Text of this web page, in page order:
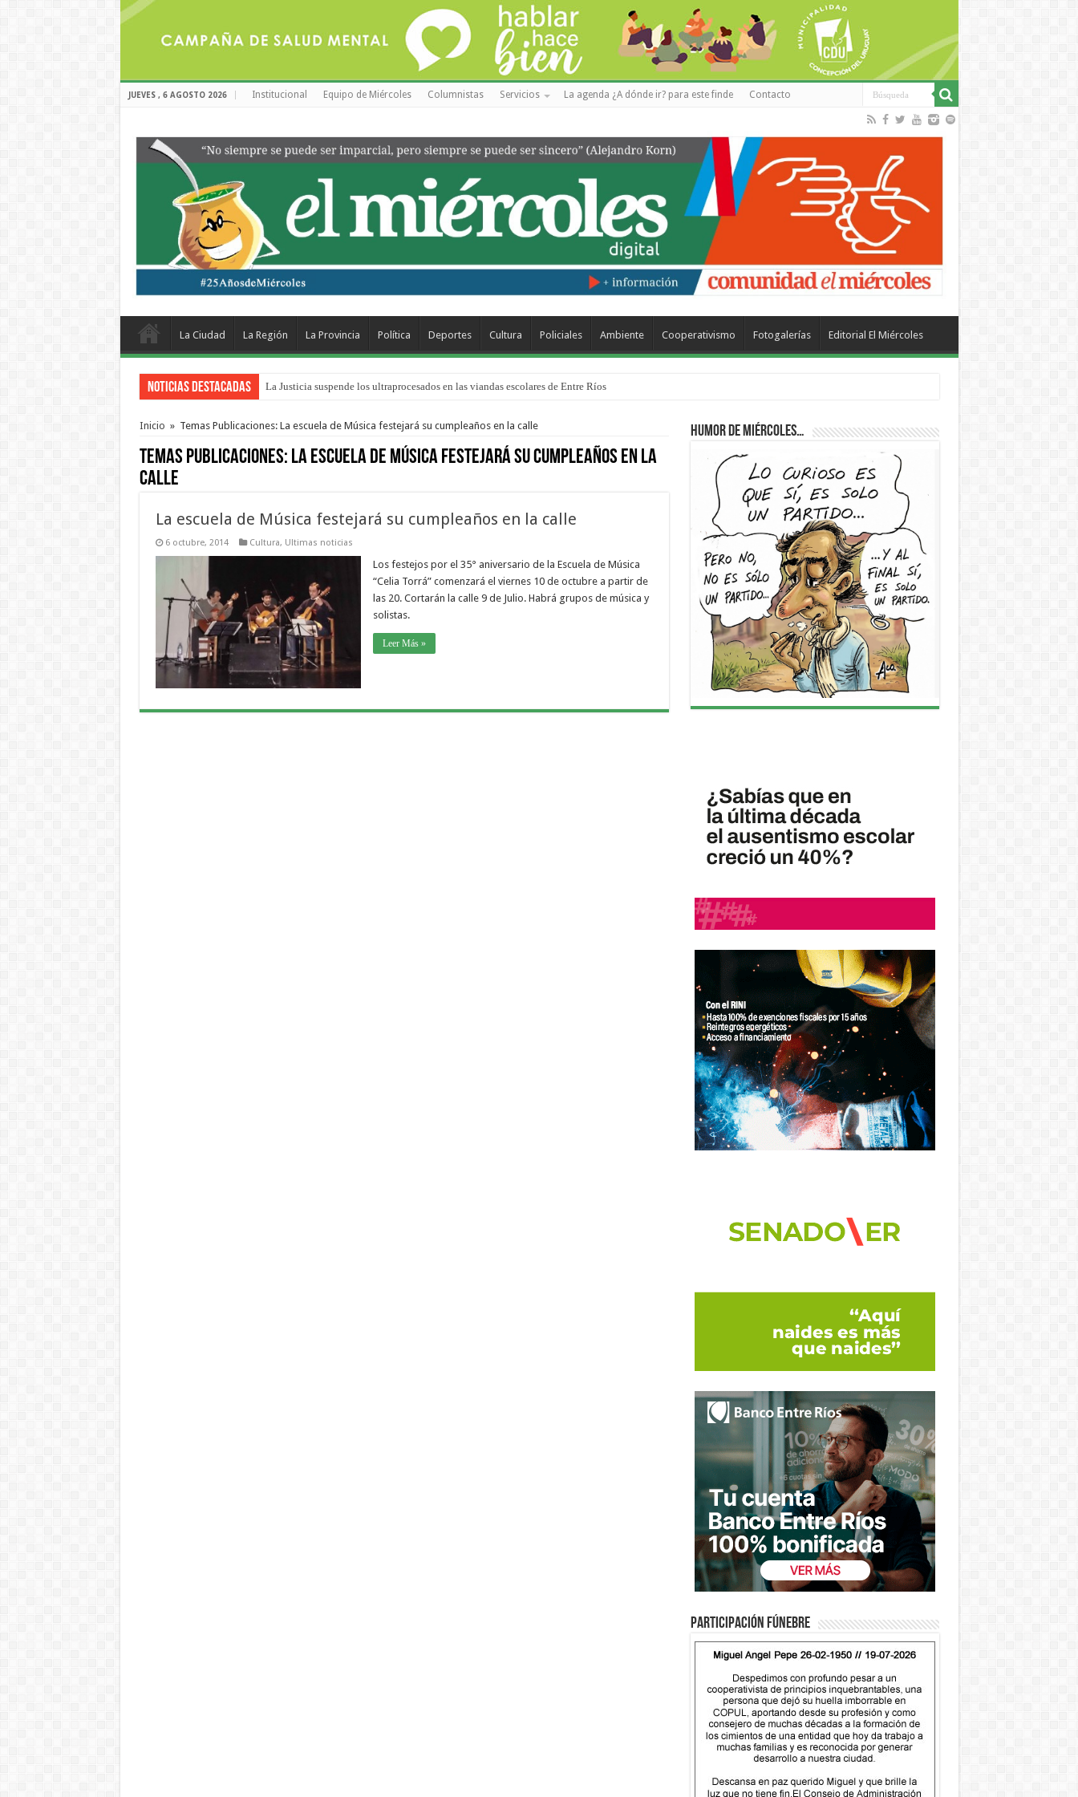
JUEVES , 6 AGOSTO 2026 Institucional Equipo de Miércoles Columnistas Servicios La agenda ¿A dónde ir? para este finde Contacto
La Ciudad La Región La Provincia Política Deportes Cultura Policiales Ambiente Cooperativismo Fotogalerías Editorial El Miércoles
Noticias Destacadas La Justicia suspende los ultraprocesados en las viandas escolares de Entre Ríos
Se presentará la obra “La Runfla de los Macanos”
Inicio » Temas Publicaciones: La escuela de Música festejará su cumpleaños en la calle
Temas Publicaciones: La escuela de Música festejará su cumpleaños en la
calle
La escuela de Música festejará su cumpleaños en la calle
6 octubre, 2014 Cultura, Ultimas noticias
Los festejos por el 35° aniversario de la Escuela de Música
“Celia Torrá” comenzará el viernes 10 de octubre a partir de
las 20. Cortarán la calle 9 de Julio. Habrá grupos de música y
solistas.
Leer Más »
Humor de Miércoles…
Participación fúnebre